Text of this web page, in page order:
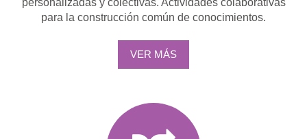
personalizadas y colectivas. Actividades colaborativas
para la construcción común de conocimientos.
VER MÁS